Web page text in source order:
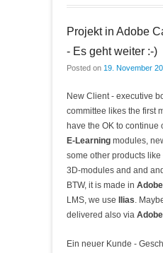
Projekt in Adobe
- Es geht weiter :-)
Posted on 19. November
New Client - executive
committee likes the first
have the OK to continue
E-Learning modules,
some other products
3D-modules and and
BTW, it is made in
LMS, we use
Ilias.
delivered also via
Ein neuer Kunde -